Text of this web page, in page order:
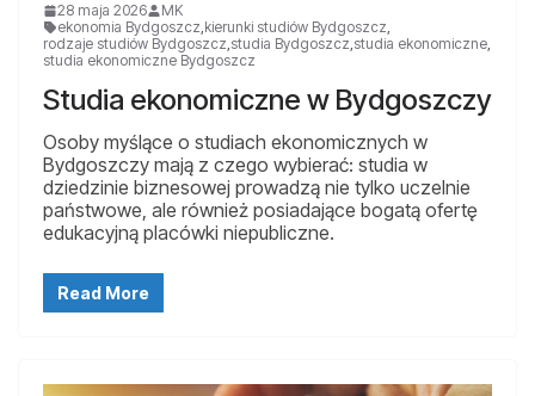
28 maja 2026
MK
ekonomia Bydgoszcz,kierunki studiów Bydgoszcz,
rodzaje studiów Bydgoszcz,studia Bydgoszcz,studia ekonomiczne,
studia ekonomiczne Bydgoszcz
Studia ekonomiczne w Bydgoszczy
Osoby myślące o studiach ekonomicznych w
Bydgoszczy mają z czego wybierać: studia w
dziedzinie biznesowej prowadzą nie tylko uczelnie
państwowe, ale również posiadające bogatą ofertę
edukacyjną placówki niepubliczne.
Read More